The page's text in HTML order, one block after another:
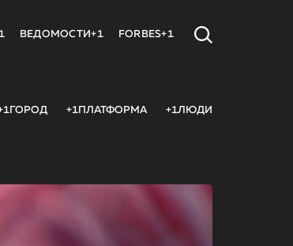
ВЕДОМОСТИ+1 FORBES+1
+1ПЛАТФОРМА +1ЛЮДИ